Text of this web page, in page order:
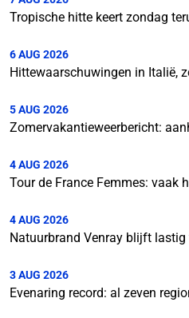
Tropische hitte keert zondag
6 AUG 2026
Hittewaarschuwingen in Italië,
5 AUG 2026
Zomervakantieweerbericht:
4 AUG 2026
Tour de France Femmes: vaak
4 AUG 2026
Natuurbrand Venray blijft
3 AUG 2026
Evenaring record: al zeven